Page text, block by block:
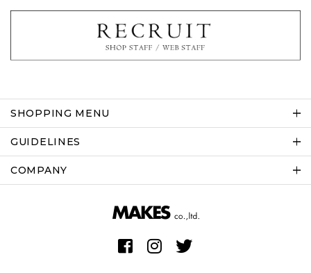
SHOPPING MENU
GUIDELINES
COMPANY